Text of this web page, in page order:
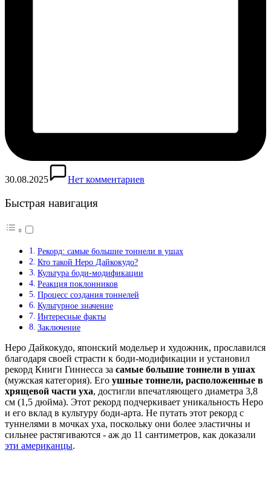
30.08.2025 Нет комментариев
Быстрая навигация
Рекорд: самые большие тоннели в ушах
Кто такой Неро Дайкокудо?
Культура боди-модификации
Реакция поклонников
Процесс создания тоннелей
Культурное значение
Интересные факты
Заключение
Неро Дайкокудо, японский модельер и художник, прославился
благодаря своей страсти к боди-модификации и установил
рекорд Книги Гиннесса за самые большие тоннели в ушах
(мужская категория). Его ушные тоннели, расположенные в
хрящевой части уха, достигли впечатляющего диаметра 3,8
см (1,5 дюйма). Этот рекорд подчеркивает уникальность Неро
и его вклад в культуру боди-арта. Не путать этот рекорд с
туннелями в мочках уха, поскольку они более эластичны и
сильнее растягиваются - аж до 11 сантиметров, как доказали
эти американцы.